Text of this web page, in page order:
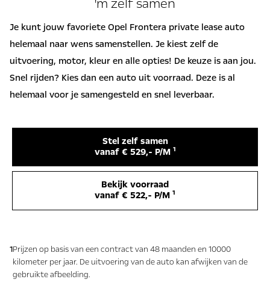
'm zelf samen
Je kunt jouw favoriete Opel Frontera private lease auto
helemaal naar wens samenstellen. Je kiest zelf de
uitvoering, motor, kleur en alle opties! De keuze is aan jou.
Snel rijden? Kies dan een auto uit voorraad. Deze is al
helemaal voor je samengesteld en snel leverbaar.
Stel zelf samen
vanaf € 529,- P/M 1
Bekijk voorraad
vanaf € 522,- P/M 1
1Prijzen op basis van een contract van 48 maanden en 10000
kilometer per jaar. De uitvoering van de auto kan afwijken van de
gebruikte afbeelding.